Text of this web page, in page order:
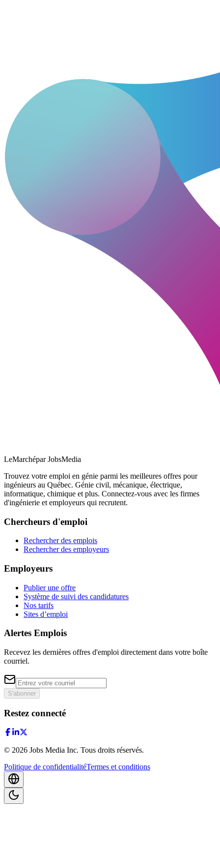
LeMarchépar JobsMedia
Trouvez votre emploi en génie parmi les meilleures offres pour
ingénieurs au Québec. Génie civil, mécanique, électrique,
informatique, chimique et plus. Connectez-vous avec les firmes
d'ingénierie et employeurs qui recrutent.
Chercheurs d'emploi
Rechercher des emplois
Rechercher des employeurs
Employeurs
Publier une offre
Système de suivi des candidatures
Nos tarifs
Sites d’emploi
Alertes Emplois
Recevez les dernières offres d'emploi directement dans votre boîte
courriel.
S'abonner
Restez connecté
© 2026 Jobs Media Inc. Tous droits réservés.
Politique de confidentialitéTermes et conditions